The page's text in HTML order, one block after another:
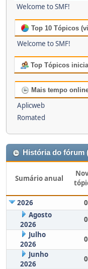
Welcome to SMF!
Top 10 Tópicos
Welcome to SMF!
Top Tópicos
Mais tempo
Aplicweb
Romated
História do fórum
Sumário anual
2026
0
Agosto
2026
0
Julho
2026
0
Junho
2026
0